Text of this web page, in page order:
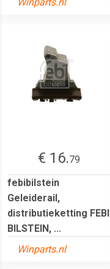
€ 16.79
febibilstein
Geleiderail,
distributieketting FEBI
BILSTEIN, ...
Winparts.nl